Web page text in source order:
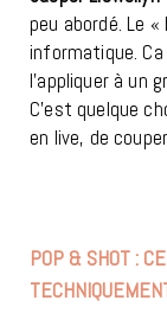
peu abordé. Le
informatique.
l’appliquer à un
C’est quelque
en live, de
POP & SHOT :